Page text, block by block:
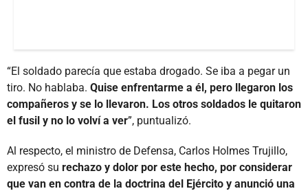
“El soldado parecía que estaba drogado. Se iba a pegar un
tiro. No hablaba. Quise enfrentarme a él, pero llegaron los
compañeros y se lo llevaron. Los otros soldados le quitaron
el fusil y no lo volví a ver”, puntualizó.
Al respecto, el ministro de Defensa, Carlos Holmes Trujillo,
expresó su rechazo y dolor por este hecho, por considerar
que van en contra de la doctrina del Ejército y anunció una